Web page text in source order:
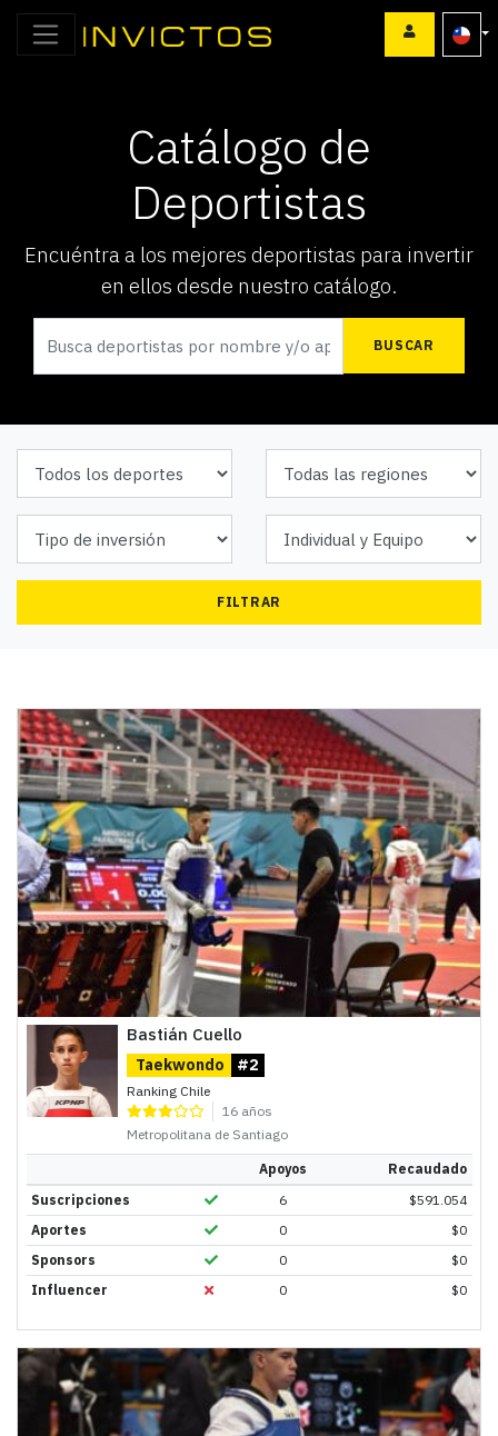
Catálogo de
Deportistas
Encuéntra a los mejores deportistas para invertir
en ellos desde nuestro catálogo.
BUSCAR
FILTRAR
Bastián Cuello
Taekwondo #2
Ranking Chile
16 años
Metropolitana de Santiago
Apoyos
Recaudado
Suscripciones
6 $591.054
Aportes
0 $0
Sponsors
0 $0
Influencer
0 $0